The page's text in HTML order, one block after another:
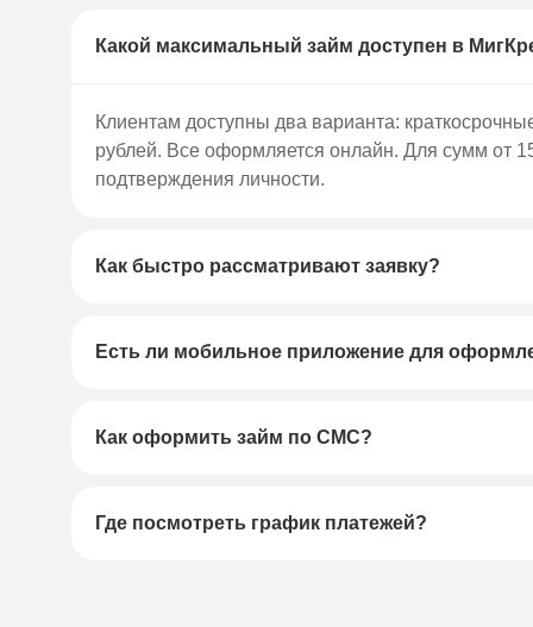
Получите решение за 60 секунд;
Для займов свыше 15 000 рублей
Способы погашения
Через платежные системы и терминалы;
Подробная инструкция по каждому способу
Какой максимальный займ доступен в
Клиентам доступны два варианта:
рублей. Все оформляется онлайн. Для сумм от
подтверждения личности.
Как быстро рассматривают заявку?
Есть ли мобильное приложение для
Как оформить займ по СМС?
Где посмотреть график платежей?